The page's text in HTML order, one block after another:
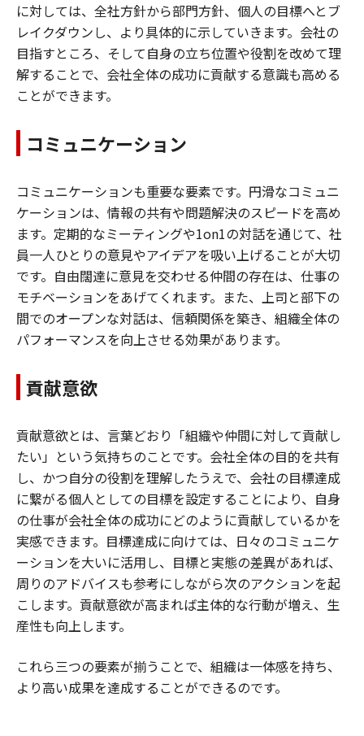
に対しては、全社方針から部門方針、個人の目標へとブ
レイクダウンし、より具体的に示していきます。会社の
目指すところ、そして自身の立ち位置や役割を改めて理
解することで、会社全体の成功に貢献する意識も高める
ことができます。
コミュニケーション
コミュニケーションも重要な要素です。円滑なコミュニ
ケーションは、情報の共有や問題解決のスピードを高め
ます。定期的なミーティングや1on1の対話を通じて、社
員一人ひとりの意見やアイデアを吸い上げることが大切
です。自由闊達に意見を交わせる仲間の存在は、仕事の
モチベーションをあげてくれます。また、上司と部下の
間でのオープンな対話は、信頼関係を築き、組織全体の
パフォーマンスを向上させる効果があります。
貢献意欲
貢献意欲とは、言葉どおり「組織や仲間に対して貢献し
たい」という気持ちのことです。会社全体の目的を共有
し、かつ自分の役割を理解したうえで、会社の目標達成
に繋がる個人としての目標を設定することにより、自身
の仕事が会社全体の成功にどのように貢献しているかを
実感できます。目標達成に向けては、日々のコミュニケ
ーションを大いに活用し、目標と実態の差異があれば、
周りのアドバイスも参考にしながら次のアクションを起
こします。貢献意欲が高まれば主体的な行動が増え、生
産性も向上します。
これら三つの要素が揃うことで、組織は一体感を持ち、
より高い成果を達成することができるのです。